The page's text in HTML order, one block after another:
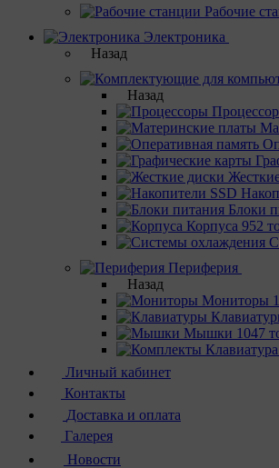
Рабочие
Электроника
Назад
Назад
Блоки
Корпуса 952
Периферия
Назад
Мониторы
Мышки 1047
Личный кабинет
Контакты
Доставка и оплата
Галерея
Новости